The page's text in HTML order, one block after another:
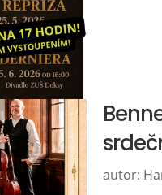
autor: